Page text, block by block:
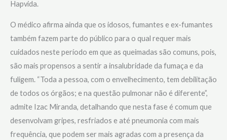
Hapvida.
O médico afirma ainda que os idosos, fumantes e ex-fumantes
também fazem parte do público para o qual requer mais
cuidados neste período em que as queimadas são comuns, pois,
são mais propensos a sentir a insalubridade da fumaça e da
fuligem. “Toda a pessoa, com o envelhecimento, tem debilitação
de todos os órgãos; e na questão pulmonar não é diferente”,
admite Izac Miranda, detalhando que nesta fase é comum que
desenvolvam gripes, resfriados e até pneumonia com mais
frequência, que podem ser mais agradas com a presença da